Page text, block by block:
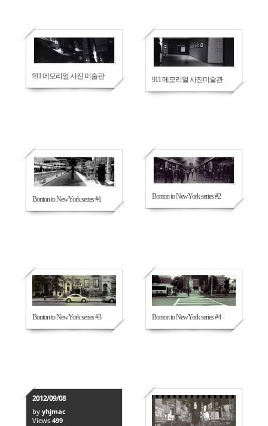
911 메모리얼 사진 미술관
589
911 메모리얼 사진미술관
487
Bonton to NewYork series #1
484
Bonton to NewYork series #2
475
Bonton to NewYork series #3
598
Bonton to NewYork series #4
489
2012/09/08
by yhjmac
Views 499 551